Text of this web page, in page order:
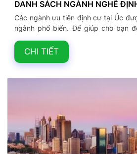
DANH SÁCH NGÀNH NGHỀ
Các ngành ưu tiên định cư tại Úc
ngành phổ biến. Để giúp cho bạn
những thông tin chi tiết.
CHI TIẾT